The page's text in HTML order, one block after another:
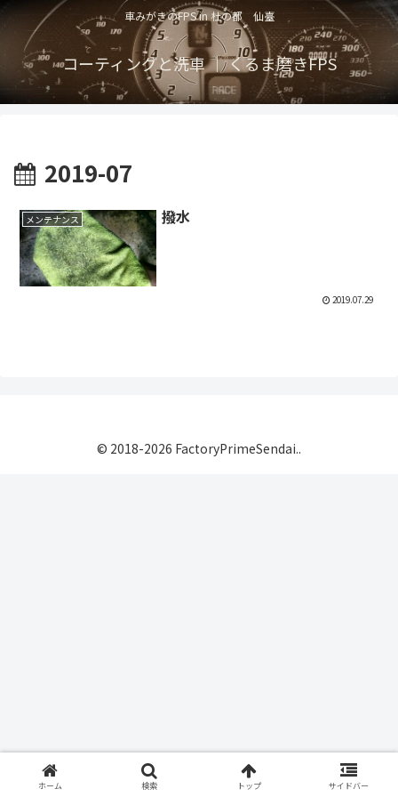
車みがきのFPS in 杜の都 仙臺
コーティングと洗車 ｜ くるま磨きFPS
2019-07
メンテナンス 撥水
2019.07.29
© 2018-2026 FactoryPrimeSendai..
ホーム 検索 トップ サイドバー